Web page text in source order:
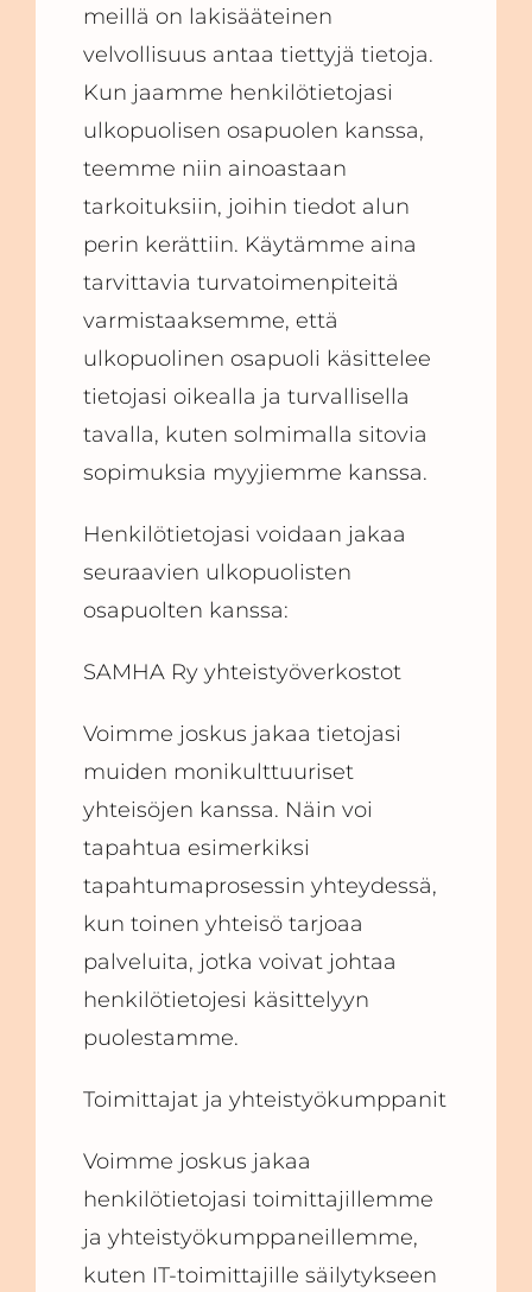
meillä on lakisääteinen
velvollisuus antaa tiettyjä tietoja.
Kun jaamme henkilötietojasi
ulkopuolisen osapuolen kanssa,
teemme niin ainoastaan
tarkoituksiin, joihin tiedot alun
perin kerättiin. Käytämme aina
tarvittavia turvatoimenpiteitä
varmistaaksemme, että
ulkopuolinen osapuoli käsittelee
tietojasi oikealla ja turvallisella
tavalla, kuten solmimalla sitovia
sopimuksia myyjiemme kanssa.
Henkilötietojasi voidaan jakaa
seuraavien ulkopuolisten
osapuolten kanssa:
SAMHA Ry yhteistyöverkostot
Voimme joskus jakaa tietojasi
muiden monikulttuuriset
yhteisöjen kanssa. Näin voi
tapahtua esimerkiksi
tapahtumaprosessin yhteydessä,
kun toinen yhteisö tarjoaa
palveluita, jotka voivat johtaa
henkilötietojesi käsittelyyn
puolestamme.
Toimittajat ja yhteistyökumppanit
Voimme joskus jakaa
henkilötietojasi toimittajillemme
ja yhteistyökumppaneillemme,
kuten IT-toimittajille säilytykseen